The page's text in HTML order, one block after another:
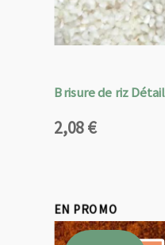
Brisure de riz Détail
2,08€
EN PROMO